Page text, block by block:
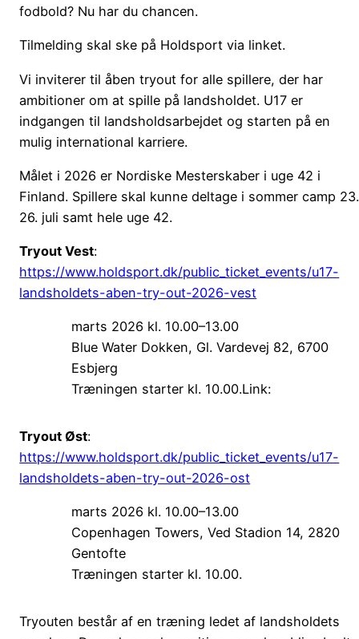
fodbold? Nu har du chancen.
Tilmelding skal ske på Holdsport via linket.
Vi inviterer til åben tryout for alle spillere, der har
ambitioner om at spille på landsholdet. U17 er
indgangen til landsholdsarbejdet og starten på en
mulig international karriere.
Målet i 2026 er Nordiske Mesterskaber i uge 42 i
Finland. Spillere skal kunne deltage i sommer camp
26. juli samt hele uge 42.
Tryout Vest:
https://www.holdsport.dk/public_ticket_events/u17-
landsholdets-aben-try-out-2026-vest
marts 2026 kl. 10.00–13.00
Blue Water Dokken, Gl. Vardevej 82, 6700
Esbjerg
Træningen starter kl. 10.00.Link:
Tryout Øst:
https://www.holdsport.dk/public_ticket_events/u17-
landsholdets-aben-try-out-2026-ost
marts 2026 kl. 10.00–13.00
Copenhagen Towers, Ved Stadion 14, 2820
Gentofte
Træningen starter kl. 10.00.
Tryouten består af en træning ledet af landsholdets